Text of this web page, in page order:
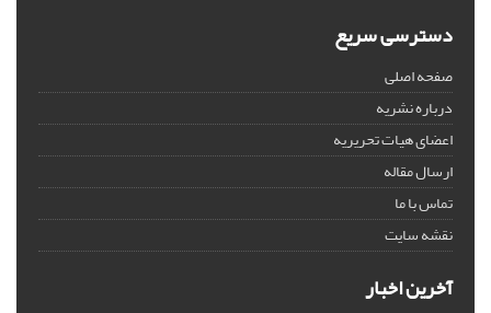
دسترسی سریع
صفحه اصلی
درباره نشریه
اعضای هیات تحریریه
ارسال مقاله
تماس با ما
نقشه سایت
آخرین اخبار